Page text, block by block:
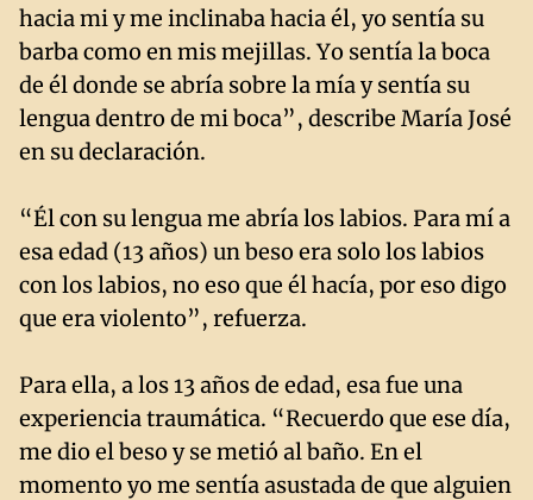
hacia mi y me inclinaba hacia él, yo sentía su
barba como en mis mejillas. Yo sentía la boca
de él donde se abría sobre la mía y sentía su
lengua dentro de mi boca”, describe María José
en su declaración.
“Él con su lengua me abría los labios. Para mí a
esa edad (13 años) un beso era solo los labios
con los labios, no eso que él hacía, por eso digo
que era violento”, refuerza.
Para ella, a los 13 años de edad, esa fue una
experiencia traumática. “Recuerdo que ese día,
me dio el beso y se metió al baño. En el
momento yo me sentía asustada de que alguien